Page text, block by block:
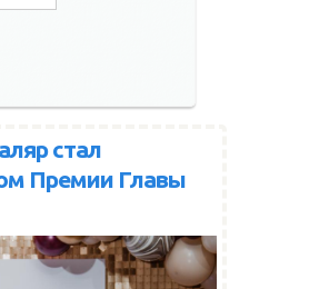
стал
Премии Главы